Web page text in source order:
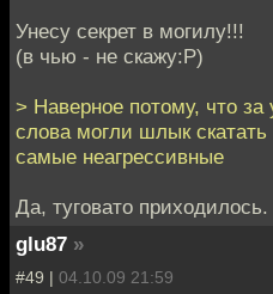
Унесу секрет в могилу!!!
(в чью - не скажу:P)
> Наверное потому, что за
слова могли шлык
самые неагрессивные
Да, туговато приходилось.
glu87 »
#49 | 04.10.09 21:59